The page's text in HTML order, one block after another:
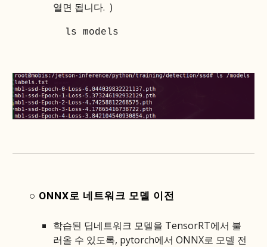
열면 됩니다. )
ls models
○ ONNX로 네트워크 모델 이전
학습된 딥네트워크 모델을 TensorRT에서 불
러올 수 있도록, pytorch에서 ONNX로 모델 전